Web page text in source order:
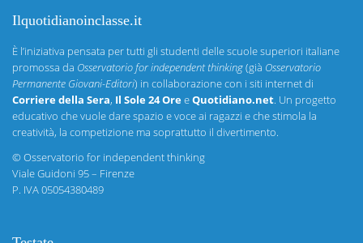
Ilquotidianoinclasse.it
È l’iniziativa pensata per tutti gli studenti delle scuole superiori italiane
promossa da Osservatorio for independent thinking(già Osservatorio
Permanente Giovani-Editori) in collaborazione con i siti internet di
Corriere della Sera, Il Sole 24 OreeQuotidiano.net. Un progetto
educativo che vuole dare spazio e voce ai ragazzi e che stimola la
creatività, la competizione ma soprattutto il divertimento.
©Osservatorio for independent thinking
Viale Guidoni 95 – Firenze
P. IVA 05054380489